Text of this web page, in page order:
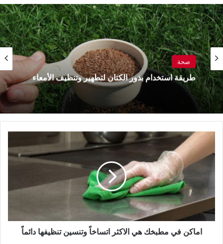
صحة
طريقة استخدام بذور الكتان لتطهير وتنظيف الأمعاء
اماكن
مطبخك
اتساخاً
وتنسين
تنظيفها
دائماً
اماكن في مطبخك هي الاكثر اتساخاً وتنسين تنظيفها دائماً